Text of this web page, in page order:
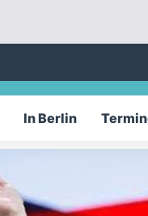
In Berlin